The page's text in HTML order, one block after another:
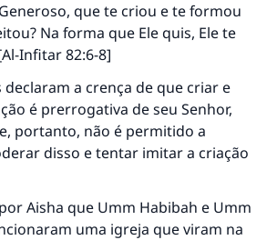
que te criou e te formou
Na forma que Ele quis, Ele te
Infitar 82:6-8]
declaram a crença de que criar e
é prerrogativa de seu Senhor,
portanto, não é permitido a
disso e tentar imitar a criação
Aisha que Umm Habibah e Umm
uma igreja que viram na